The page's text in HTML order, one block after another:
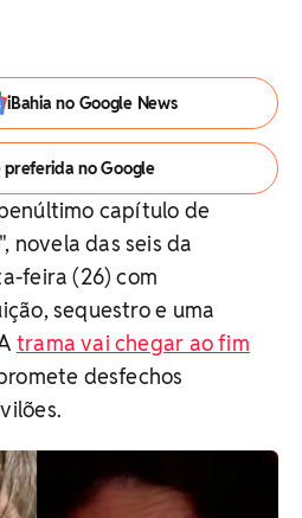
iBahia no Google News
no Google
capítulo de
novela das seis da
feira (26) com
sequestro e uma
trama vai chegar ao fim
desfechos